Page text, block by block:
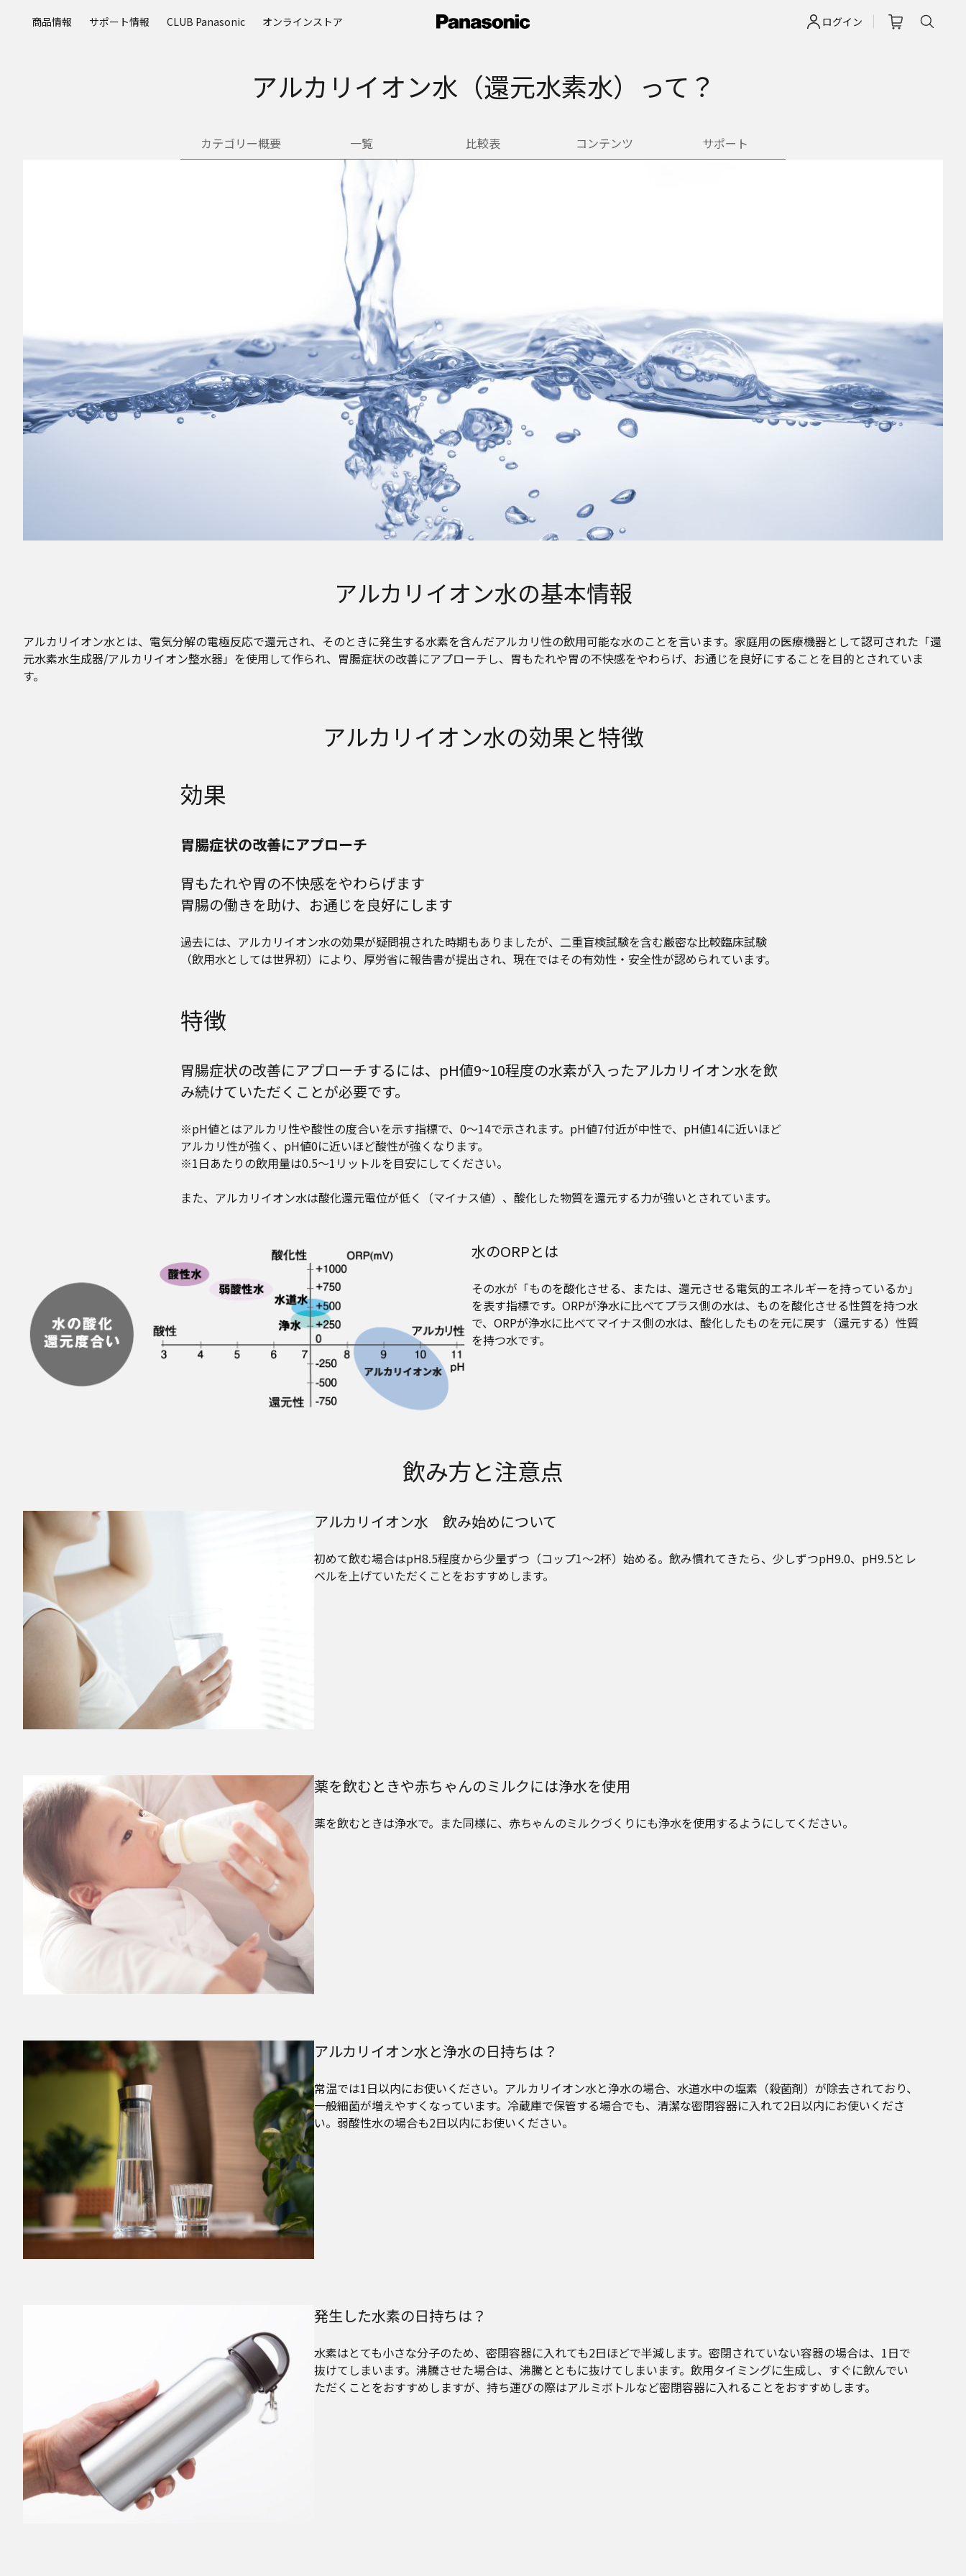
ログイン
商品情報 サポート情報 CLUB Panasonic オンラインストア
アルカリイオン水（還元水素水）って？
カテゴリー概要 一覧 比較表 コンテンツ サポート
アルカリイオン水の基本情報
アルカリイオン水とは、電気分解の電極反応で還元され、そのときに発生する水素を含んだアルカリ性の飲用可能な水のことを言います。家庭用の医療機器として認可された「還
元水素水生成器/アルカリイオン整水器」を使用して作られ、胃腸症状の改善にアプローチし、胃もたれや胃の不快感をやわらげ、お通じを良好にすることを目的とされていま
す。
アルカリイオン水の効果と特徴
効果
胃腸症状の改善にアプローチ
胃もたれや胃の不快感をやわらげます
胃腸の働きを助け、お通じを良好にします
過去には、アルカリイオン水の効果が疑問視された時期もありましたが、二重盲検試験を含む厳密な比較臨床試験
（飲用水としては世界初）により、厚労省に報告書が提出され、現在ではその有効性・安全性が認められています。
特徴
胃腸症状の改善にアプローチするには、pH値9~10程度の水素が入ったアルカリイオン水を飲
み続けていただくことが必要です。
※pH値とはアルカリ性や酸性の度合いを示す指標で、0～14で示されます。pH値7付近が中性で、pH値14に近いほど
アルカリ性が強く、pH値0に近いほど酸性が強くなります。
※1日あたりの飲用量は0.5～1リットルを目安にしてください。
また、アルカリイオン水は酸化還元電位が低く（マイナス値）、酸化した物質を還元する力が強いとされています。
水のORPとは
その水が「ものを酸化させる、または、還元させる電気的エネルギーを持っているか」
を表す指標です。ORPが浄水に比べてプラス側の水は、ものを酸化させる性質を持つ水
で、ORPが浄水に比べてマイナス側の水は、酸化したものを元に戻す（還元する）性質
を持つ水です。
飲み方と注意点
アルカリイオン水 飲み始めについて
初めて飲む場合はpH8.5程度から少量ずつ（コップ1〜2杯）始める。飲み慣れてきたら、少しずつpH9.0、pH9.5とレ
ベルを上げていただくことをおすすめします。
薬を飲むときや赤ちゃんのミルクには浄水を使用
薬を飲むときは浄水で。また同様に、赤ちゃんのミルクづくりにも浄水を使用するようにしてください。
アルカリイオン水と浄水の日持ちは？
常温では1日以内にお使いください。アルカリイオン水と浄水の場合、水道水中の塩素（殺菌剤）が除去されており、
一般細菌が増えやすくなっています。冷蔵庫で保管する場合でも、清潔な密閉容器に入れて2日以内にお使いくださ
い。弱酸性水の場合も2日以内にお使いください。
発生した水素の日持ちは？
水素はとても小さな分子のため、密閉容器に入れても2日ほどで半減します。密閉されていない容器の場合は、1日で
抜けてしまいます。沸騰させた場合は、沸騰とともに抜けてしまいます。飲用タイミングに生成し、すぐに飲んでい
ただくことをおすすめしますが、持ち運びの際はアルミボトルなど密閉容器に入れることをおすすめします。